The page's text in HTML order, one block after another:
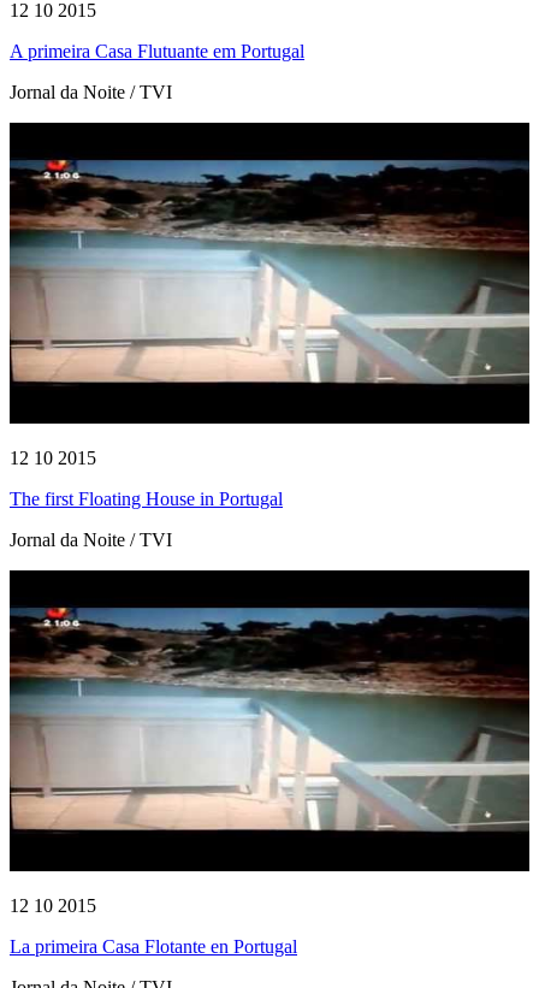
12 10 2015
A primeira Casa Flutuante em Portugal
Jornal da Noite / TVI
12 10 2015
The first Floating House in Portugal
Jornal da Noite / TVI
12 10 2015
La primeira Casa Flotante en Portugal